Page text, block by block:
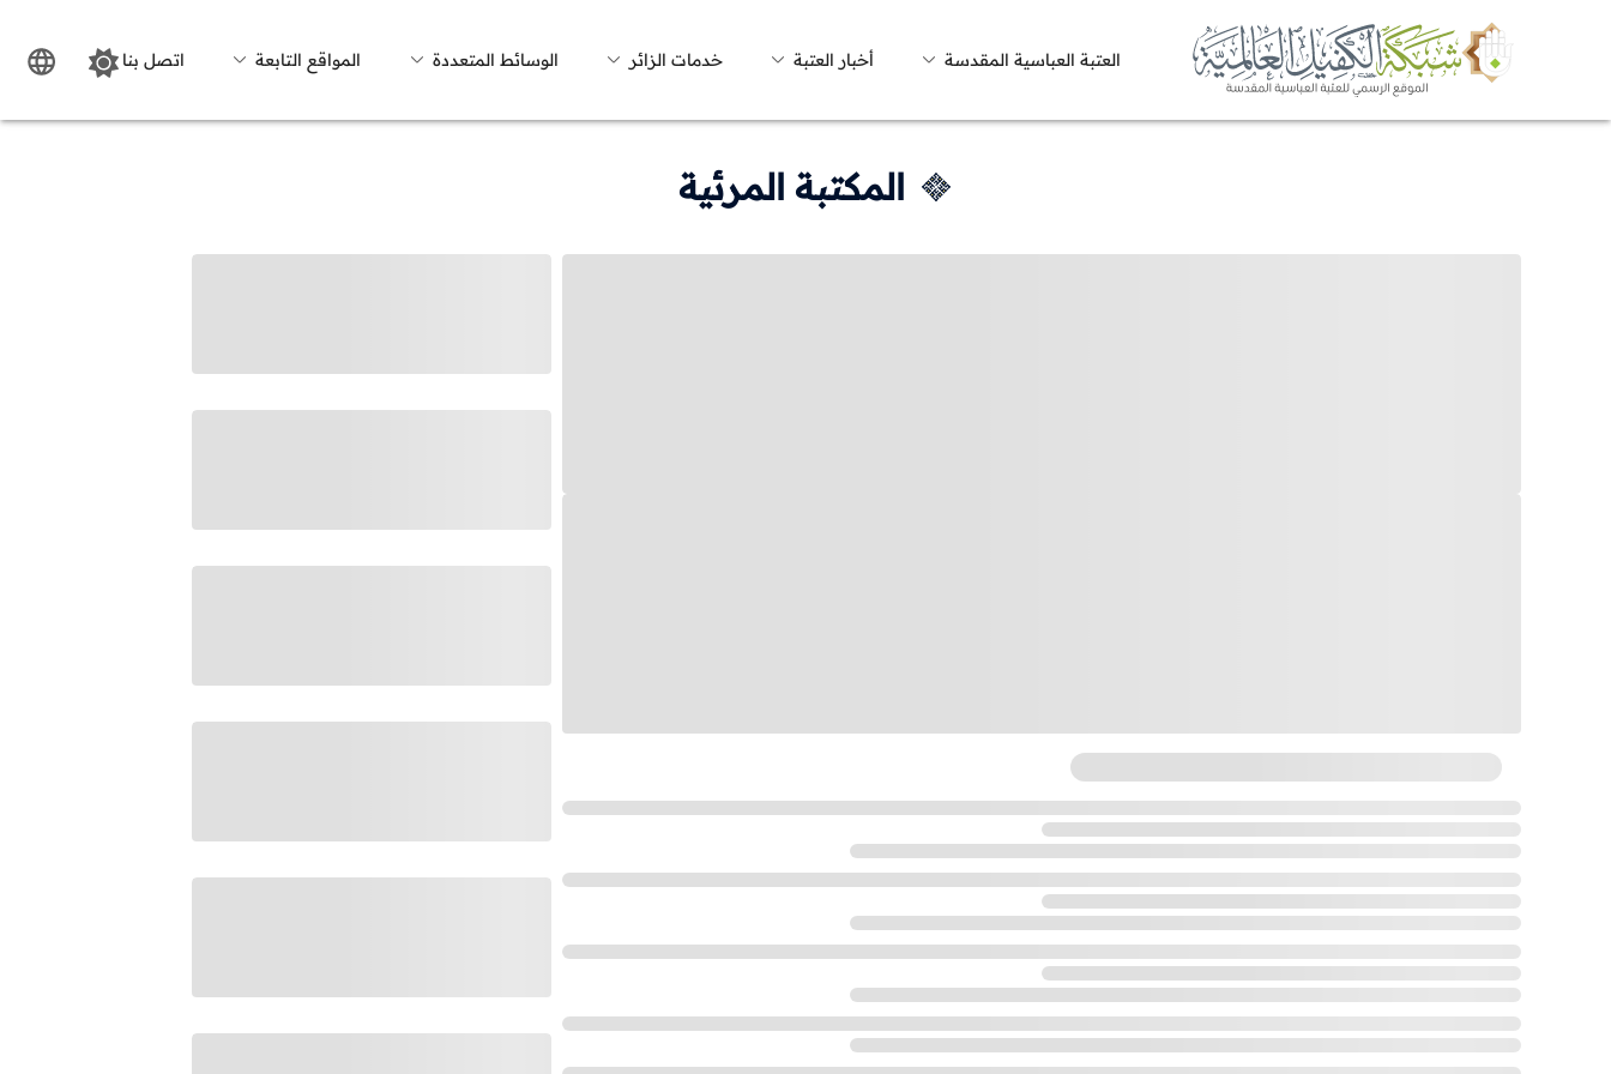
العتبة العباسية المقدسة أخبار العتبة خدمات الزائر الوسائط المتعددة المواقع التابعة اتصل بنا
المكتبة المرئية